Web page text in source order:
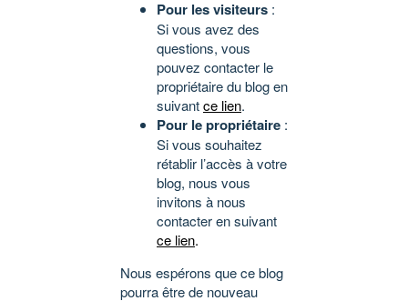
Pour les visiteurs :
Si vous avez des
questions, vous
pouvez contacter le
propriétaire du blog en
suivantce lien.
Pour le propriétaire :
Si vous souhaitez
rétablir l’accès à votre
blog, nous vous
invitons à nous
contacter en suivant
ce lien.
Nous espérons que ce blog
pourra être de nouveau